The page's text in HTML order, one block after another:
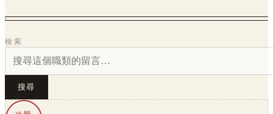
檢索
搜尋